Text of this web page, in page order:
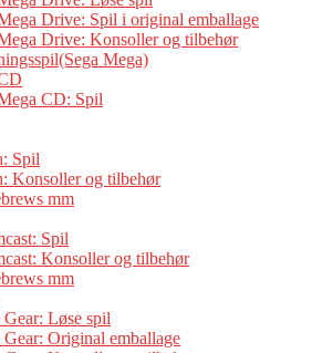
Drive: Spil i original emballage
Drive: Konsoller og tilbehør
Mega)
CD: Spil
Spil
Konsoller og tilbehør
mm
Spil
Konsoller og tilbehør
mm
Gear: Løse spil
Gear: Original emballage